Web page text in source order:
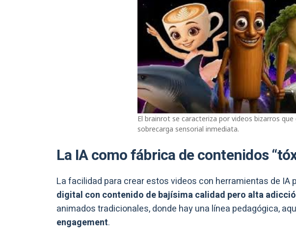
El brainrot se caracteriza por videos bizarros que
sobrecarga sensorial inmediata.
La IA como fábrica de contenidos
La facilidad para crear estos videos con herramientas de IA
digital con contenido de bajísima calidad pero alta
animados tradicionales, donde hay una línea pedagógica,
engagement.